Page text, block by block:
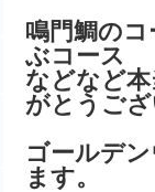
鳴門鯛の
ぶコース
などなど
がとうご
ゴールデ
ます。